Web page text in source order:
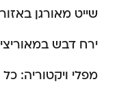
שייט מאורגן
ירח דבש
מפלי ויקטוריה: